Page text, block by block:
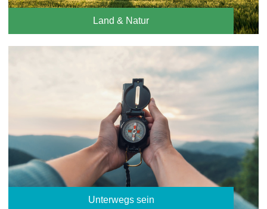
Land & Natur
Unterwegs sein